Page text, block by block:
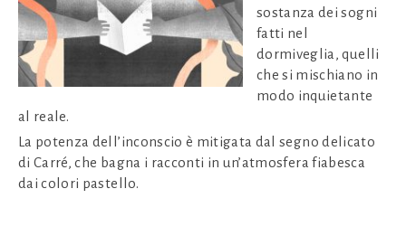
sostanza dei sogni
fatti nel
dormiveglia, quelli
che si mischiano in
modo inquietante
al reale.
La potenza dell’inconscio è mitigata dal segno delicato
di Carré, che bagna i racconti in un’atmosfera fiabesca
dai colori pastello.